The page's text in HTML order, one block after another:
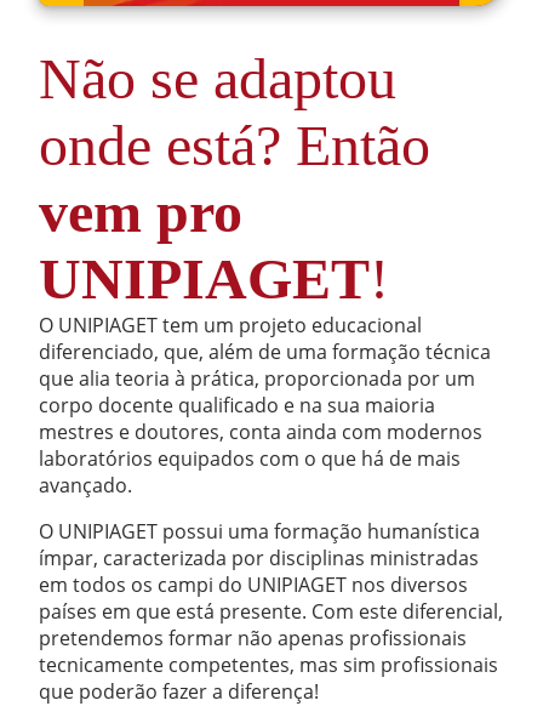
Não se adaptou
onde está? Então
vem pro
UNIPIAGET!
O UNIPIAGET tem um projeto educacional
diferenciado, que, além de uma formação técnica
que alia teoria à prática, proporcionada por um
corpo docente qualificado e na sua maioria
mestres e doutores, conta ainda com modernos
laboratórios equipados com o que há de mais
avançado.
O UNIPIAGET possui uma formação humanística
ímpar, caracterizada por disciplinas ministradas
em todos os campi do UNIPIAGET nos diversos
países em que está presente. Com este diferencial,
pretendemos formar não apenas profissionais
tecnicamente competentes, mas sim profissionais
que poderão fazer a diferença!